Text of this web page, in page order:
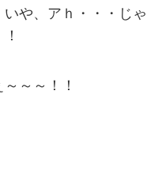
や、アｈ・・・じゃ
～～！！